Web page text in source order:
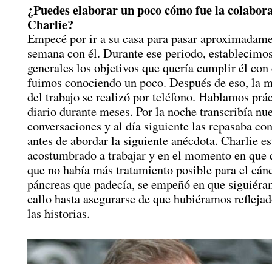
¿Puedes elaborar un poco cómo fue la
Charlie?
Empecé por ir a su casa para pasar
semana con él. Durante ese periodo,
generales los objetivos que quería cumplir él
fuimos conociendo un poco. Después de eso, la
del trabajo se realizó por teléfono. Hablamos
diario durante meses. Por la noche transcribía
conversaciones y al día siguiente las repasaba
antes de abordar la siguiente anécdota. Charlie
acostumbrado a trabajar y en el momento en que
que no había más tratamiento posible para el
páncreas que padecía, se empeñó en que
callo hasta asegurarse de que hubiéramos
las historias.